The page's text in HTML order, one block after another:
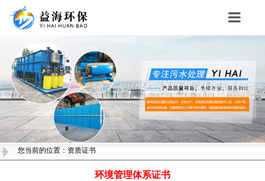
Toggle
您当前的位置：资质证书
环境管理体系证书